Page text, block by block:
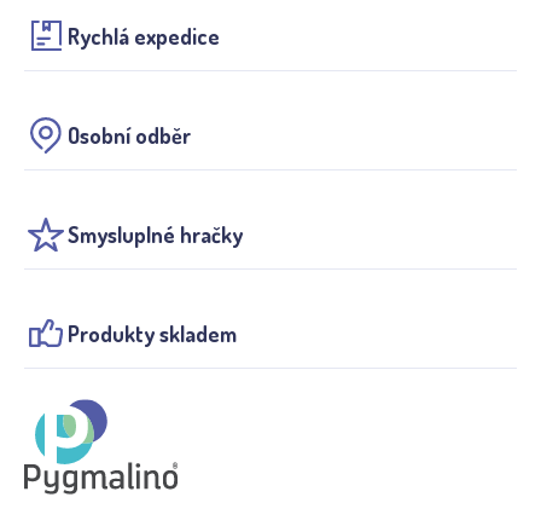
Rychlá expedice
Osobní odběr
Smysluplné hračky
Produkty skladem